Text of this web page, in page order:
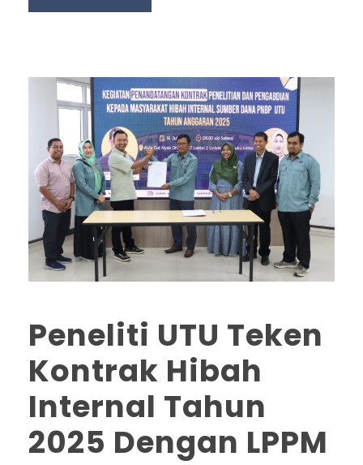
Peneliti UTU Teken
Kontrak Hibah
Internal Tahun
2025 Dengan LPPM